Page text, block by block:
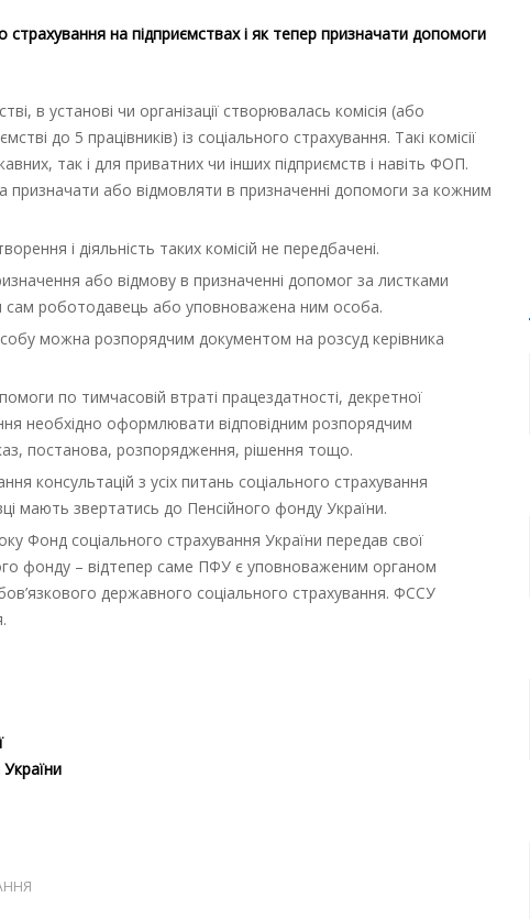
страхування на підприємствах і як тепер призначати допомоги
в установі чи організації створювалась комісія (або
до 5 працівників) із соціального страхування. Такі комісії
так і для приватних чи інших підприємств і навіть ФОП.
призначати або відмовляти в призначенні допомоги за кожним
і діяльність таких комісій не передбачені.
або відмову в призначенні допомог за листками
сам роботодавець або уповноважена ним особа.
можна розпорядчим документом на розсуд керівника
по тимчасовій втраті працездатності, декретної
необхідно оформлювати відповідним розпорядчим
постанова, розпорядження, рішення тощо.
консультацій з усіх питань соціального страхування
мають звертатись до Пенсійного фонду України.
Фонд соціального страхування України передав свої
фонду – відтепер саме ПФУ є уповноваженим органом
державного соціального страхування. ФССУ